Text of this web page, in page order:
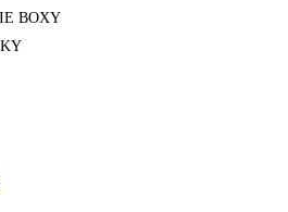
BOXY